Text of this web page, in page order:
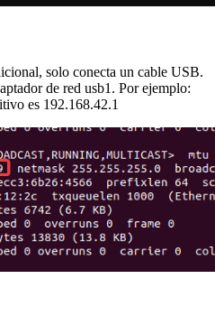
solo conecta un cable USB.
de red usb1. Por ejemplo:
es 192.168.42.1